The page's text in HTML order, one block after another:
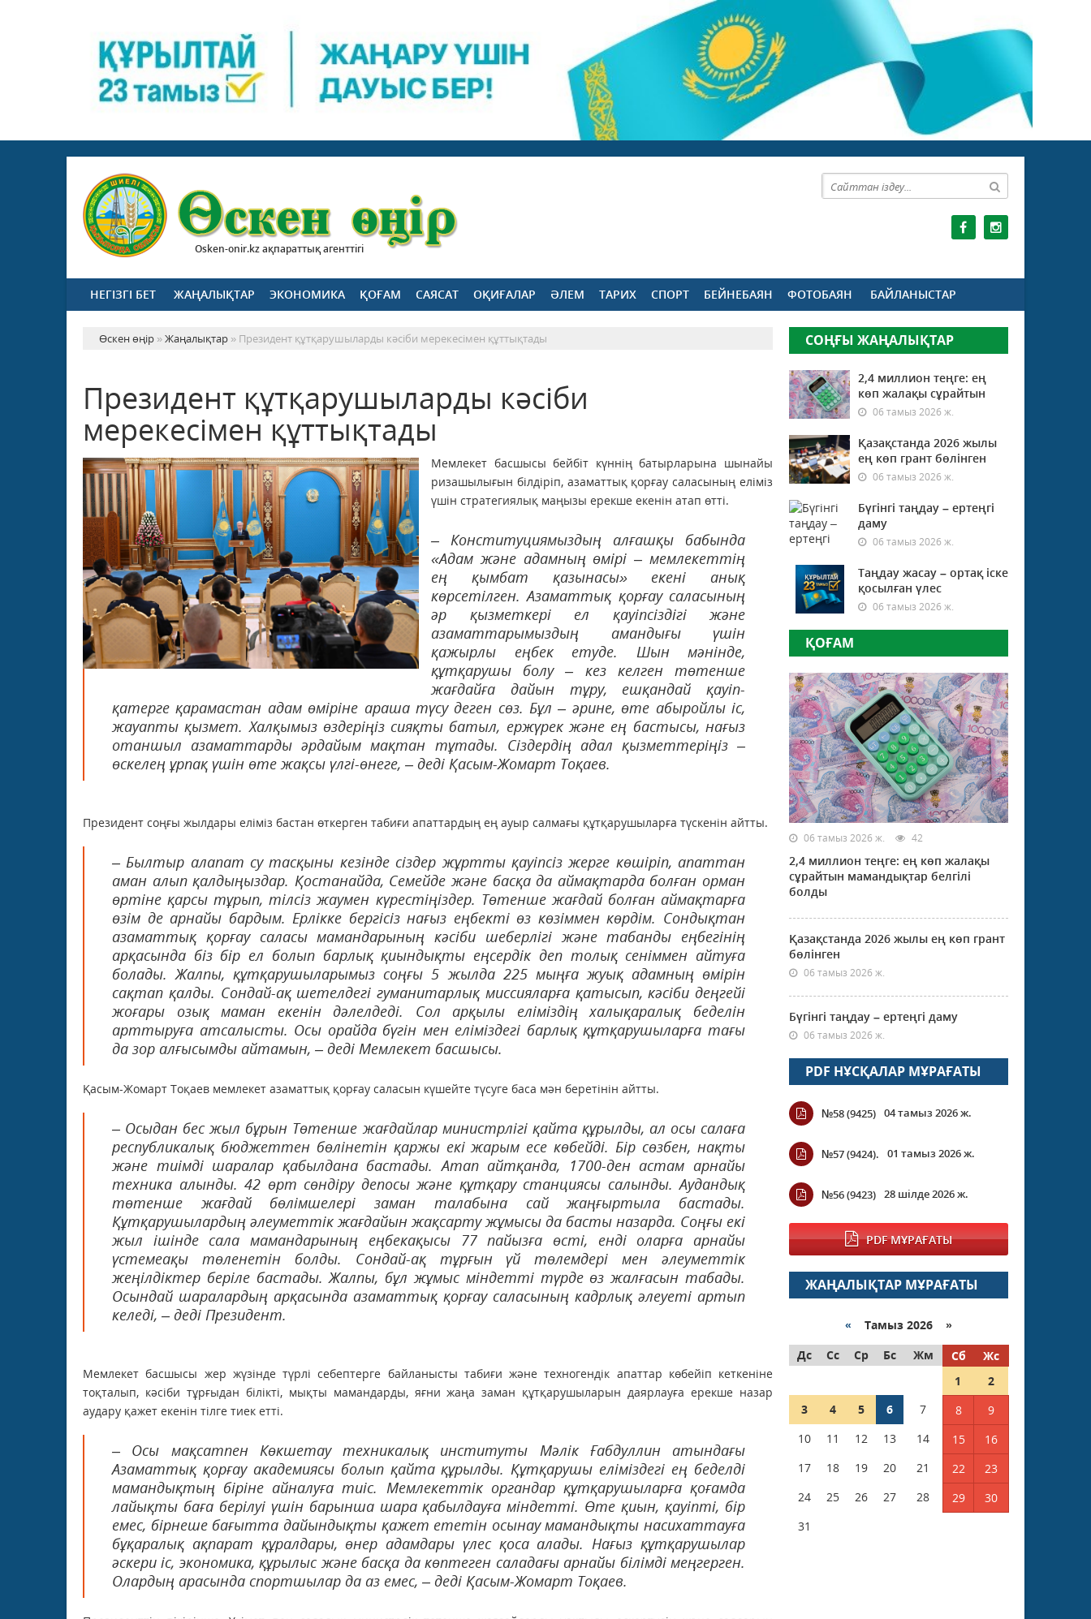
Osken-onir.kz ақпараттық агенттігі
НЕГІЗГІ БЕТ ЖАҢАЛЫҚТАР ЭКОНОМИКА ҚОҒАМ САЯСАТ ОҚИҒАЛАР ӘЛЕМ ТАРИХ СПОРТ БЕЙНЕБАЯН ФОТОБАЯН БАЙЛАНЫСТАР
Өскен өңір »Жаңалықтар » Президент құтқарушыларды кәсіби мерекесімен құттықтады
Президент құтқарушыларды кәсіби
мерекесімен құттықтады
Мемлекет басшысы бейбіт күннің батырларына шынайы
ризашылығын білдіріп, азаматтық қорғау саласының еліміз
үшін стратегиялық маңызы ерекше екенін атап өтті.
– Конституциямыздың алғашқы бабында
«Адам және адамның өмірі – мемлекеттің
ең қымбат қазынасы» екені анық
көрсетілген. Азаматтық қорғау саласының
әр қызметкері ел қауіпсіздігі және
азаматтарымыздың амандығы үшін
қажырлы еңбек етуде. Шын мәнінде,
құтқарушы болу – кез келген төтенше
жағдайға дайын тұру, ешқандай қауіп-
қатерге қарамастан адам өміріне араша түсу деген сөз. Бұл – әрине, өте абыройлы іс,
жауапты қызмет. Халқымыз өздеріңіз сияқты батыл, ержүрек және ең бастысы, нағыз
отаншыл азаматтарды әрдайым мақтан тұтады. Сіздердің адал қызметтеріңіз –
өскелең ұрпақ үшін өте жақсы үлгі-өнеге, – деді Қасым-Жомарт Тоқаев.
Президент соңғы жылдары еліміз бастан өткерген табиғи апаттардың ең ауыр салмағы құтқарушыларға түскенін айтты.
– Былтыр алапат су тасқыны кезінде сіздер жұртты қауіпсіз жерге көшіріп, апаттан
аман алып қалдыңыздар. Қостанайда, Семейде және басқа да аймақтарда болған орман
өртіне қарсы тұрып, тілсіз жаумен күрестіңіздер. Төтенше жағдай болған аймақтарға
өзім де арнайы бардым. Ерлікке бергісіз нағыз еңбекті өз көзіммен көрдім. Сондықтан
азаматтық қорғау саласы мамандарының кәсіби шеберлігі және табанды еңбегінің
арқасында біз бір ел болып барлық қиындықты еңсердік деп толық сеніммен айтуға
болады. Жалпы, құтқарушыларымыз соңғы 5 жылда 225 мыңға жуық адамның өмірін
сақтап қалды. Сондай-ақ шетелдегі гуманитарлық миссияларға қатысып, кәсіби деңгейі
жоғары озық маман екенін дәлелдеді. Сол арқылы еліміздің халықаралық беделін
арттыруға атсалысты. Осы орайда бүгін мен еліміздегі барлық құтқарушыларға тағы
да зор алғысымды айтамын, – деді Мемлекет басшысы.
Қасым-Жомарт Тоқаев мемлекет азаматтық қорғау саласын күшейте түсуге баса мән беретінін айтты.
– Осыдан бес жыл бұрын Төтенше жағдайлар министрлігі қайта құрылды, ал осы салаға
республикалық бюджеттен бөлінетін қаржы екі жарым есе көбейді. Бір сөзбен, нақты
және тиімді шаралар қабылдана бастады. Атап айтқанда, 1700-ден астам арнайы
техника алынды. 42 өрт сөндіру депосы және құтқару станциясы салынды. Аудандық
төтенше жағдай бөлімшелері заман талабына сай жаңғыртыла бастады.
Құтқарушылардың әлеуметтік жағдайын жақсарту жұмысы да басты назарда. Соңғы екі
жыл ішінде сала мамандарының еңбекақысы 77 пайызға өсті, енді оларға арнайы
үстемеақы төленетін болды. Сондай-ақ тұрғын үй төлемдері мен әлеуметтік
жеңілдіктер беріле бастады. Жалпы, бұл жұмыс міндетті түрде өз жалғасын табады.
Осындай шаралардың арқасында азаматтық қорғау саласының кадрлық әлеуеті артып
келеді, – деді Президент.
Мемлекет басшысы жер жүзінде түрлі себептерге байланысты табиғи және техногендік апаттар көбейіп кеткеніне
тоқталып, кәсіби тұрғыдан білікті, мықты мамандарды, яғни жаңа заман құтқарушыларын даярлауға ерекше назар
аудару қажет екенін тілге тиек етті.
– Осы мақсатпен Көкшетау техникалық институты Мәлік Ғабдуллин атындағы
Азаматтық қорғау академиясы болып қайта құрылды. Құтқарушы еліміздегі ең беделді
мамандықтың біріне айналуға тиіс. Мемлекеттік органдар құтқарушыларға қоғамда
лайықты баға берілуі үшін барынша шара қабылдауға міндетті. Өте қиын, қауіпті, бір
емес, бірнеше бағытта дайындықты қажет ететін осынау мамандықты насихаттауға
бұқаралық ақпарат құралдары, өнер адамдары үлес қоса алады. Нағыз құтқарушылар
әскери іс, экономика, құрылыс және басқа да көптеген саладағы арнайы білімді меңгерген.
Олардың арасында спортшылар да аз емес, – деді Қасым-Жомарт Тоқаев.
СОҢҒЫ ЖАҢАЛЫҚТАР
2,4 миллион теңге: ең
көп жалақы сұрайтын
06 тамыз 2026 ж.
Қазақстанда 2026 жылы
ең көп грант бөлінген
06 тамыз 2026 ж.
Бүгінгі таңдау – ертеңгі
даму
06 тамыз 2026 ж.
Таңдау жасау – ортақ іске
қосылған үлес
06 тамыз 2026 ж.
ҚОҒАМ
06 тамыз 2026 ж. 42
2,4 миллион теңге: ең көп жалақы
сұрайтын мамандықтар белгілі
болды
Қазақстанда 2026 жылы ең көп грант
бөлінген
06 тамыз 2026 ж.
Бүгінгі таңдау – ертеңгі даму
06 тамыз 2026 ж.
PDF НҰСҚАЛАР МҰРАҒАТЫ
№58 (9425) 04 тамыз 2026 ж.
№57 (9424). 01 тамыз 2026 ж.
№56 (9423) 28 шілде 2026 ж.
PDF МҰРАҒАТЫ
ЖАҢАЛЫҚТАР МҰРАҒАТЫ
« Тамыз 2026 »
Дс
Сс Ср Бс Жм Сб
Жс
1
2
3
4 5 6 7 8
9
10
11 12 13 14 15
16
17
18 19 20 21 22
23
24
25 26 27 28 29
30
31